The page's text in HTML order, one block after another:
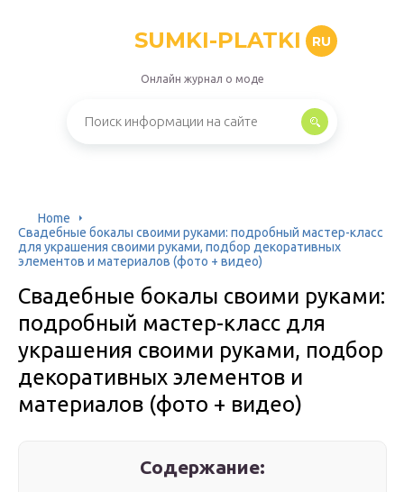
SUMKI-PLATKI RU
Онлайн журнал о моде
Home
Свадебные бокалы своими руками: подробный мастер-класс
для украшения своими руками, подбор декоративных
элементов и материалов (фото + видео)
Свадебные бокалы своими руками:
подробный мастер-класс для
украшения своими руками, подбор
декоративных элементов и
материалов (фото + видео)
Содержание: